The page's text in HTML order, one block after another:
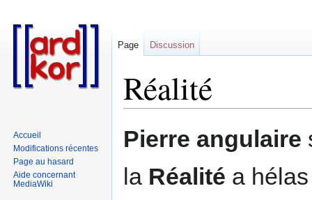
Réalité
Aller
navigation
Aller
recherche
Pierre angulaire
la Réalité a
Page Discussion
Accueil
Modifications récentes
Page au hasard
Aide concernant
MediaWiki